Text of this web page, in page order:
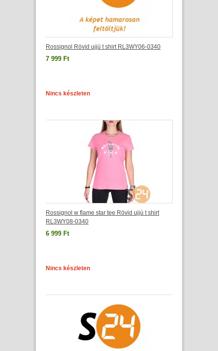
Rossignol Rövid ujjú t shirt RL3WY06-0340
7 999 Ft
Nincs készleten
Rossignol w flame star tee Rövid ujjú t shirt
RL3WY08-0340
6 999 Ft
Nincs készleten